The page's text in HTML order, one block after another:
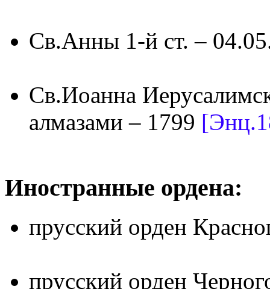
Св.Анны 1-й ст. –
Св.Иоанна
алмазами – 1799
Иностранные ордена:
прусский орден
прусский орден